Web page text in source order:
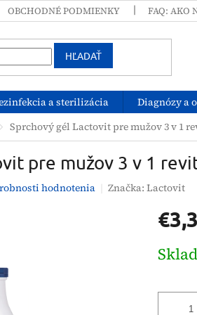
OBCHODNÉ PODMIENKY FAQ: AKO
HĽADAŤ
a sterilizácia Diagnózy a
Sprchový gél Lactovit pre mužov 3 v 1
pre mužov 3 v 1
hodnotenia Značka: Lactovit
cena: